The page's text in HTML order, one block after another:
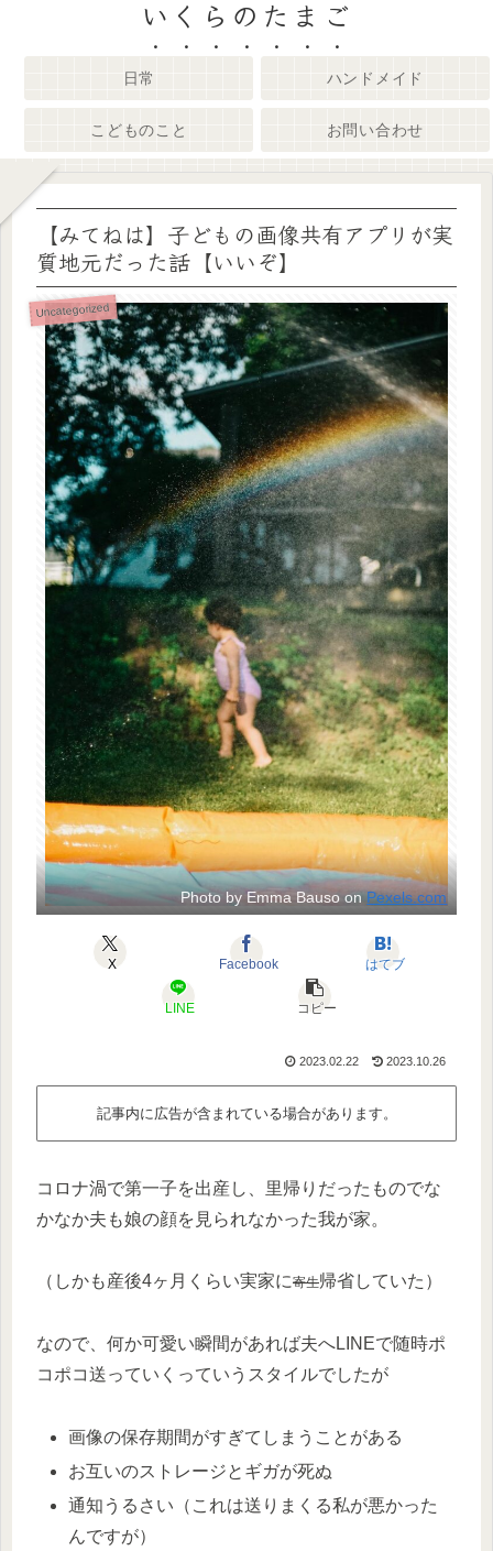
いくらのたまご
日常 ハンドメイド
こどものこと お問い合わせ
【みてねは】子どもの画像共有アプリが実
質地元だった話【いいぞ】
Uncategorized
Photo by Emma Bauso onPexels.com
X Facebook はてブ
LINE コピー
2023.02.22 2023.10.26
記事内に広告が含まれている場合があります。
コロナ渦で第一子を出産し、里帰りだったものでな
かなか夫も娘の顔を見られなかった我が家。
（しかも産後4ヶ月くらい実家に寄生帰省していた）
なので、何か可愛い瞬間があれば夫へLINEで随時ポ
コポコ送っていくっていうスタイルでしたが
画像の保存期間がすぎてしまうことがある
お互いのストレージとギガが死ぬ
通知うるさい（これは送りまくる私が悪かった
んですが）